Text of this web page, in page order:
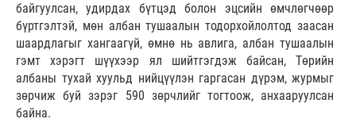
байгуулсан, удирдах бүтцэд болон эцсийн өмчлөгчөөр
бүртгэлтэй, мөн албан тушаалын тодорхойлолтод заасан
шаардлагыг хангаагүй, өмнө нь авлига, албан тушаалын
гэмт хэрэгт шүүхээр ял шийтгэгдэж байсан, Төрийн
албаны тухай хуульд нийцүүлэн гаргасан дүрэм, журмыг
зөрчиж буй зэрэг 590 зөрчлийг тогтоож, анхааруулсан
байна.